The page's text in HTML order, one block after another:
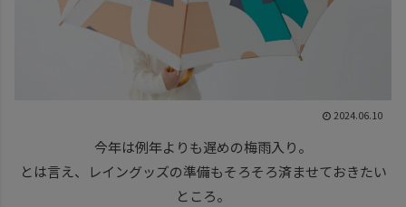
2024.06.10
今年は例年よりも遅めの梅雨入り。
とは言え、レイングッズの準備もそろそろ済ませておきたい
ところ。